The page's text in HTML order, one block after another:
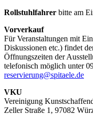
Rollstuhlfahrer bitte am
Vorverkauf
Für Veranstaltungen mit
Diskussionen etc.) findet
Öffnungszeiten der
telefonisch möglich unter
reservierung@spitaele.de
VKU
Vereinigung
Zeller Straße 1, 97082